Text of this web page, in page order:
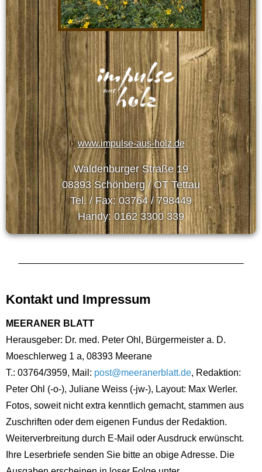
www.impulse-aus-holz.de
Waldenburger Straße 19
08393 Schönberg / OT Tettau
Tel. / Fax: 03764 / 798449
Handy: 0162 3300 339
Kontakt und Impressum
MEERANER BLATT
Herausgeber: Dr. med. Peter Ohl, Bürgermeister a. D.
Moeschlerweg 1 a, 08393 Meerane
T.: 03764/3959, Mail: post@meeranerblatt.de, Redaktion:
Peter Ohl (-o-), Juliane Weiss (-jw-), Layout: Max Werler.
Fotos, soweit nicht extra kenntlich gemacht, stammen aus
Zuschriften oder dem eigenen Fundus der Redaktion.
Weiterverbreitung durch E-Mail oder Ausdruck erwünscht.
Ihre Leserbriefe senden Sie bitte an obige Adresse. Die